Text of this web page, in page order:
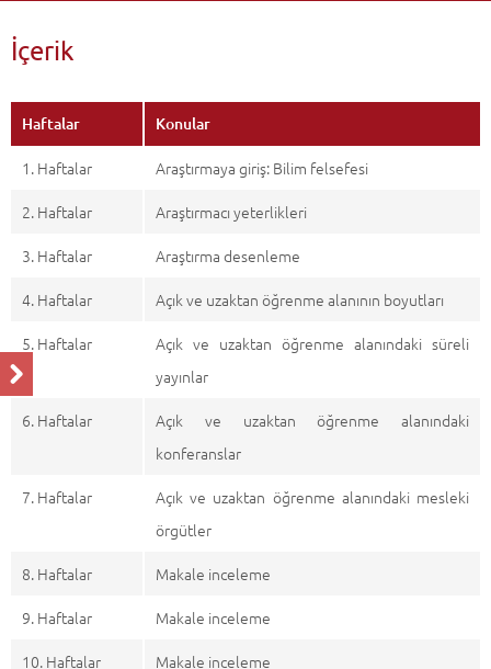
Dersler - AKTS Kredileri
İçerik
Haftalar Konular
1. Haftalar
Araştırmaya giriş: Bilim felsefesi
2. Haftalar
Araştırmacı yeterlikleri
3. Haftalar
Araştırma desenleme
4. Haftalar
Açık ve uzaktan öğrenme alanının boyutları
5. Haftalar
Açık ve uzaktan öğrenme alanındaki süreli
yayınlar
6. Haftalar
Açık ve uzaktan öğrenme alanındaki
konferanslar
7. Haftalar
Açık ve uzaktan öğrenme alanındaki mesleki
örgütler
8. Haftalar
Makale inceleme
9. Haftalar
Makale inceleme
10. Haftalar
Makale inceleme